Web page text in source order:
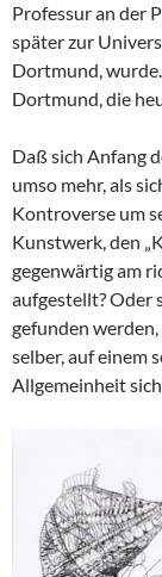
Professur an der
später zur
Dortmund,
Dortmund, die
Daß sich Anfang
umso mehr, als
Kontroverse um
Kunstwerk, den
gegenwärtig am
aufgestellt? Oder
gefunden
selber, auf einem
Allgemeinheit